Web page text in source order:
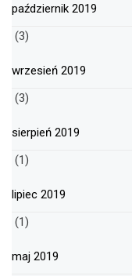
październik 2019
(3)
wrzesień 2019
(3)
sierpień 2019
(1)
lipiec 2019
(1)
maj 2019